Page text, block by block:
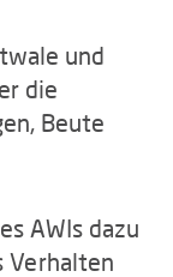
und
die
Beute
AWIs dazu
Verhalten